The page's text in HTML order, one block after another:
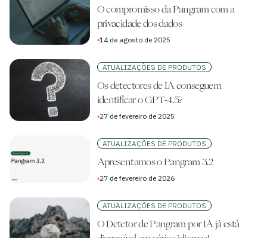
O compromisso da Pangram com a
privacidade dos dados
▪14 de agosto de 2025
ATUALIZAÇÕES DE PRODUTOS
Os detectores de IA conseguem
identificar o GPT-4.5?
▪27 de fevereiro de 2025
ATUALIZAÇÕES DE PRODUTOS
Apresentamos o Pangram 3.2
▪27 de fevereiro de 2026
ATUALIZAÇÕES DE PRODUTOS
O Detetor de Pangram por IA já está